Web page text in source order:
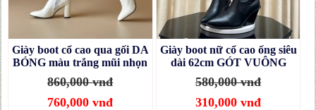
Giày boot cổ cao qua gối DA
BÓNG màu trắng mũi nhọn
gót vuông 8.5cm SANG
CHẢNH GCC32B
860,000 vnđ
760,000 vnđ
Giày boot nữ cổ cao ống siêu
dài 62cm GÓT VUÔNG
XÉO 8CM mũi nhọn SÀNH
ĐIỆU GCC30A
580,000 vnđ
310,000 vnđ